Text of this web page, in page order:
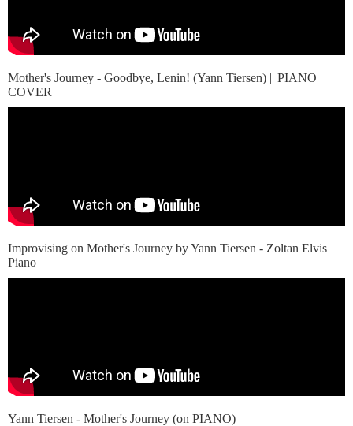
Mother's Journey - Goodbye, Lenin! (Yann Tiersen) || PIANO
COVER
Improvising on Mother's Journey by Yann Tiersen - Zoltan Elvis
Piano
Yann Tiersen - Mother's Journey (on PIANO)